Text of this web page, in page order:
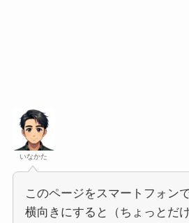
いなかた
このページをスマートフォン
横向きにすると（ちょっとだ